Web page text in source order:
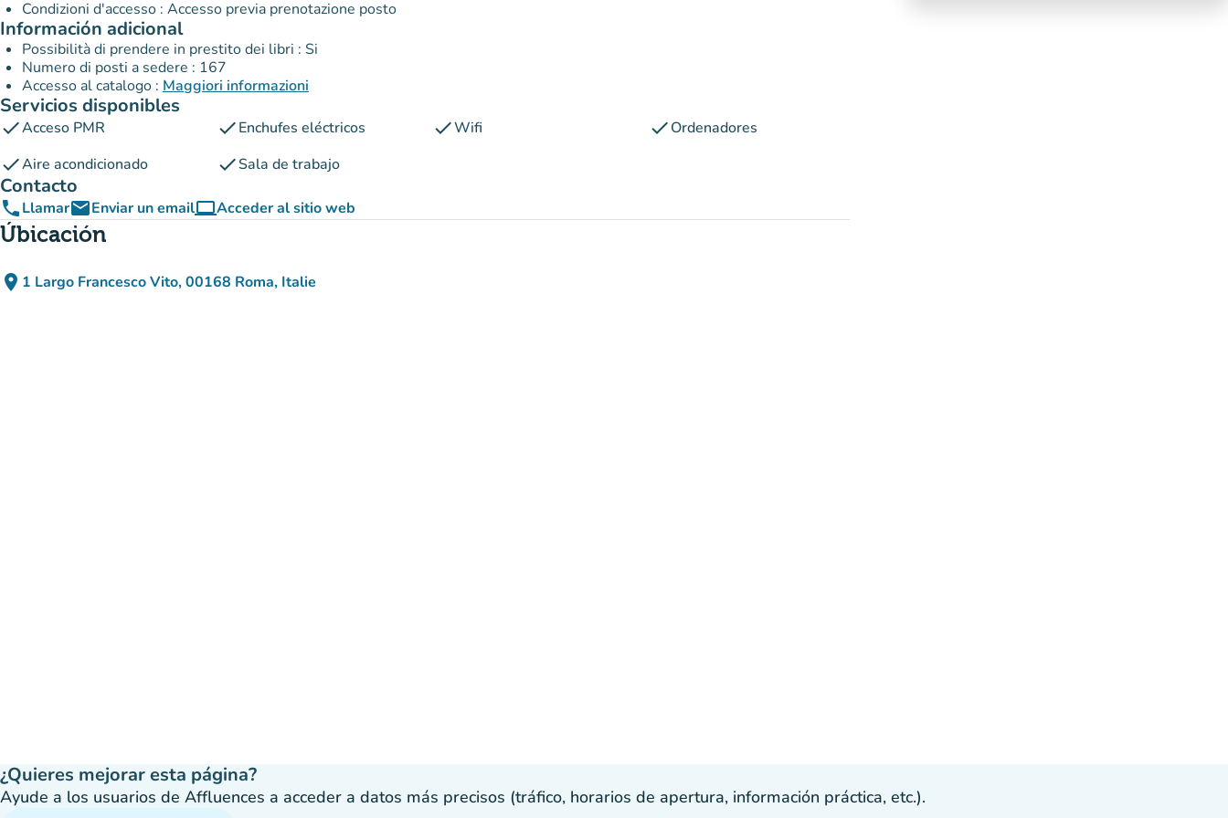
Condizioni d'accesso : Accesso previa prenotazione posto
Información adicional
Possibilità di prendere in prestito dei libri : Si
Numero di posti a sedere : 167
Accesso al catalogo : Maggiori informazioni
Servicios disponibles
checkAcceso PMR checkEnchufes eléctricos checkWifi checkOrdenadores
checkAire acondicionado checkSala de trabajo
Contacto
phoneLlamaremailEnviar un emailcomputerAcceder al sitio web
(nueva pestaña)
Úbicación
place 1 Largo Francesco Vito, 00168 Roma, Italie
(abrir en Google Maps)
(nueva pestaña)
¿Quieres mejorar esta página?
Ayude a los usuarios de Affluences a acceder a datos más precisos (tráfico, horarios de apertura, información práctica, etc.).